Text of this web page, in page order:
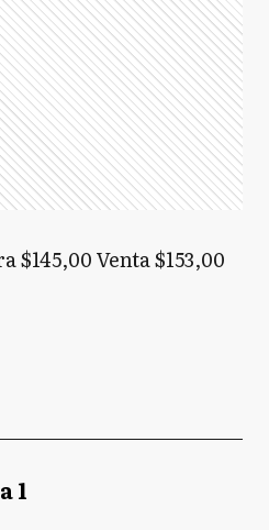
$145,00 Venta $153,00
1